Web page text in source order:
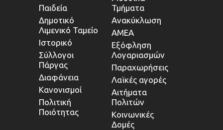
Παιδεία
Δημοτικό
Λιμενικό Ταμείο
Ιστορικό
Σύλλογοι
Πάργας
Διαφάνεια
Κανονισμοί
Πολιτική
Ποιότητας
Τμήματα
Ανακύκλωση
ΑΜΕΑ
Εξόφληση
Λογαριασμών
Παραχωρήσεις
Λαϊκές αγορές
Αιτήματα
Πολιτών
Κοινωνικές
Δομές